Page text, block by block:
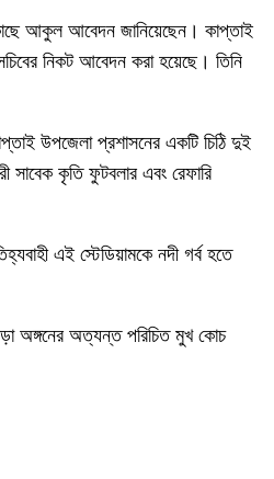
কাছে আকুল আবেদন জানিয়েছেন। কাপ্তাই
নিকট আবেদন করা হয়েছে। তিনি
উপজেলা প্রশাসনের একটি চিঠি দুই
সাবেক কৃতি ফুটবলার এবং রেফারি
এই স্টেডিয়ামকে নদী গর্ব হতে
অঙ্গনের অত্যন্ত পরিচিত মুখ কোচ